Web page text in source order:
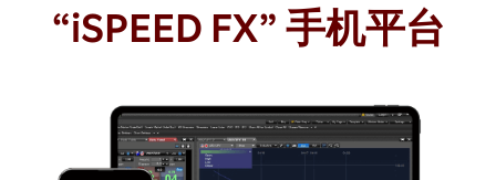
“iSPEED FX” 手机平台